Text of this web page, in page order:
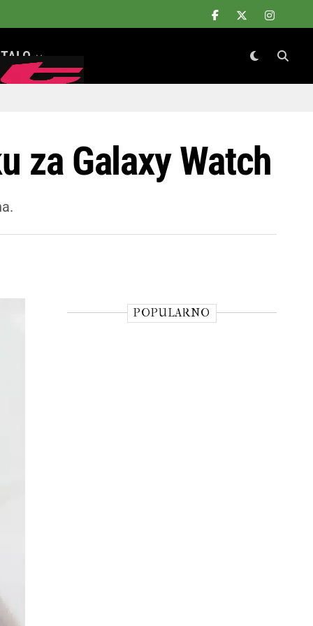
za Galaxy Watch
POPULARNO